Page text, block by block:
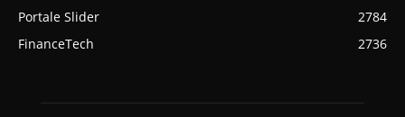
Portale Slider
2784
FinanceTech
2736